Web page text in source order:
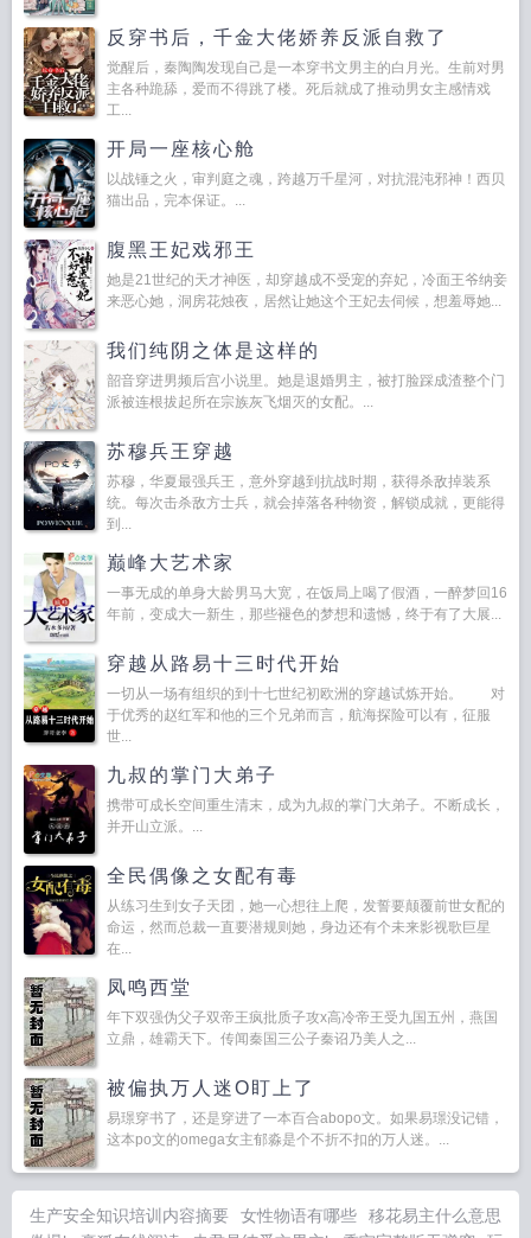
反穿书后，千金大佬娇养反派自救了
觉醒后，秦陶陶发现自己是一本穿书文男主的白月光。生前对男
主各种跪舔，爱而不得跳了楼。死后就成了推动男女主感情戏
工...
开局一座核心舱
以战锤之火，审判庭之魂，跨越万千星河，对抗混沌邪神！西贝
猫出品，完本保证。...
腹黑王妃戏邪王
她是21世纪的天才神医，却穿越成不受宠的弃妃，冷面王爷纳妾
来恶心她，洞房花烛夜，居然让她这个王妃去伺候，想羞辱她...
我们纯阴之体是这样的
韶音穿进男频后宫小说里。她是退婚男主，被打脸踩成渣整个门
派被连根拔起所在宗族灰飞烟灭的女配。...
苏穆兵王穿越
苏穆，华夏最强兵王，意外穿越到抗战时期，获得杀敌掉装系
统。每次击杀敌方士兵，就会掉落各种物资，解锁成就，更能得
到...
巅峰大艺术家
一事无成的单身大龄男马大宽，在饭局上喝了假酒，一醉梦回16
年前，变成大一新生，那些褪色的梦想和遗憾，终于有了大展...
穿越从路易十三时代开始
一切从一场有组织的到十七世纪初欧洲的穿越试炼开始。 对
于优秀的赵红军和他的三个兄弟而言，航海探险可以有，征服
世...
九叔的掌门大弟子
携带可成长空间重生清末，成为九叔的掌门大弟子。不断成长，
并开山立派。...
全民偶像之女配有毒
从练习生到女子天团，她一心想往上爬，发誓要颠覆前世女配的
命运，然而总裁一直要潜规则她，身边还有个未来影视歌巨星
在...
凤鸣西堂
年下双强伪父子双帝王疯批质子攻x高冷帝王受九国五州，燕国
立鼎，雄霸天下。传闻秦国三公子秦诏乃美人之...
被偏执万人迷O盯上了
易璟穿书了，还是穿进了一本百合abopo文。如果易璟没记错，
这本po文的omega女主郁淼是个不折不扣的万人迷。...
生产安全知识培训内容摘要 女性物语有哪些
移花易主什么意思